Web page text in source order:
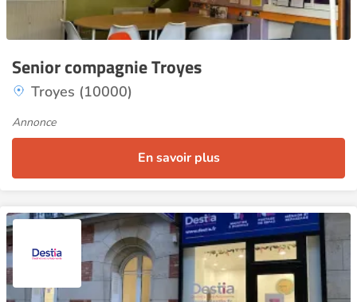
Senior compagnie Troyes
Troyes (10000)
Annonce
En savoir plus